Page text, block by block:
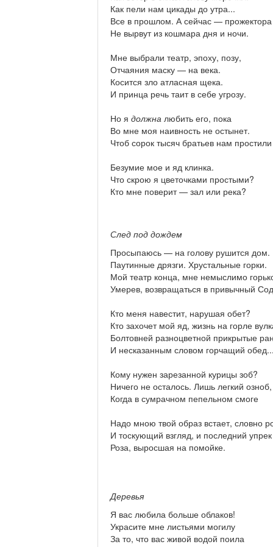
Как пели нам цикады до утра...
Все в прошлом. А сейчас — прожектора
Не вырвут из кошмара дня и ночи.
Мне выбрали театр, эпоху, позу,
Отчаяния маску — на века.
Косится зло атласная щека.
И принца речь таит в себе угрозу.
Но я должна любить его, пока
Во мне моя наивность не остынет.
Чтоб сорок тысяч братьев нам простили
Безумие мое и яд клинка.
Что скрою я цветочками простыми?
Кто мне поверит — зал или река?
След под дождем
Просыпаюсь — на голову рушится дом.
Паутинные дрязги. Хрустальные горки.
Мой театр конца, мне немыслимо
Умерев, возвращаться в привычный
Кто меня навестит, нарушая обет?
Кто захочет мой яд, жизнь на горле
Болтовней разноцветной прикрытые
И несказанным словом горчащий обед...
Кому нужен зарезанной курицы зоб?
Ничего не осталось. Лишь легкий озноб,
Когда в сумрачном пепельном смоге
Надо мною твой образ встает, словно
И тоскующий взгляд, и последний
Роза, выросшая на помойке.
Деревья
Я вас любила больше облаков!
Украсите мне листьями могилу
За то, что вас живой водой поила